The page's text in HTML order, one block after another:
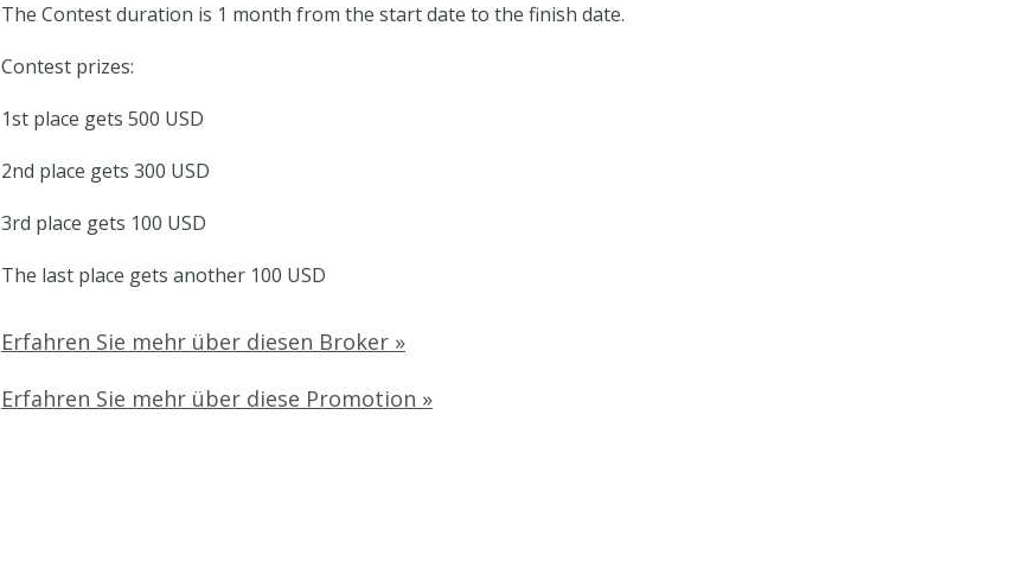
The Contest duration is 1 month from the start date to the finish date.
Contest prizes:
1st place gets 500 USD
2nd place gets 300 USD
3rd place gets 100 USD
The last place gets another 100 USD
Erfahren Sie mehr über diesen Broker »
Erfahren Sie mehr über diese Promotion »